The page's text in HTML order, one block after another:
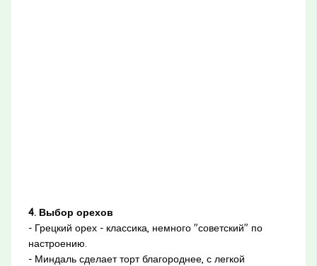
4. Выбор орехов
- Грецкий орех - классика, немного "советский" по
настроению.
- Миндаль сделает торт благороднее, с легкой